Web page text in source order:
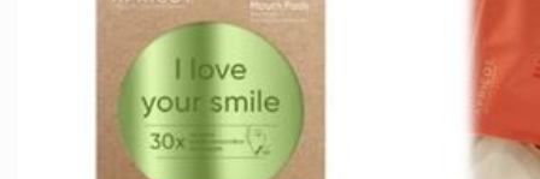
Alphagem Gemmothérapie